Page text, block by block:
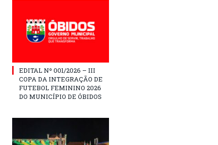
EDITAL Nº 001/2026 – III
COPA DA INTEGRAÇÃO DE
FUTEBOL FEMININO 2026
DO MUNICÍPIO DE ÓBIDOS